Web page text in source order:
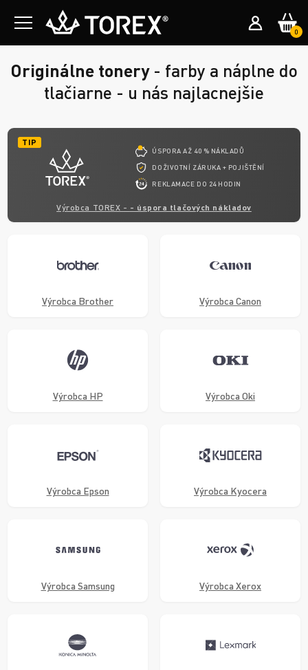
0
Originálne tonery- farby a náplne do
tlačiarne - u nás najlacnejšie
TIP
ÚSPORA AŽ 40 % NÁKLADŮ
DOŽIVOTNÍ ZÁRUKA + POJIŠTĚNÍ
REKLAMACE DO 24 HODIN
Výrobca TOREX - - úspora tlačových nákladov
Výrobca Brother Výrobca Canon
Výrobca HP Výrobca Oki
Výrobca Epson Výrobca Kyocera
Výrobca Samsung Výrobca Xerox